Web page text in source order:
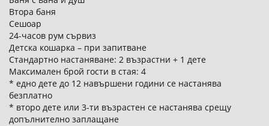
Втора баня
Сешоар
24-часов рум сървиз
Детска кошарка – при запитване
Стандартно настаняване: 2 възрастни + 1 дете
Максимален брой гости в стая: 4
* едно дете до 12 навършени години се настанява
безплатно
* второ дете или 3-ти възрастен се настанява срещу
допълнително заплащане